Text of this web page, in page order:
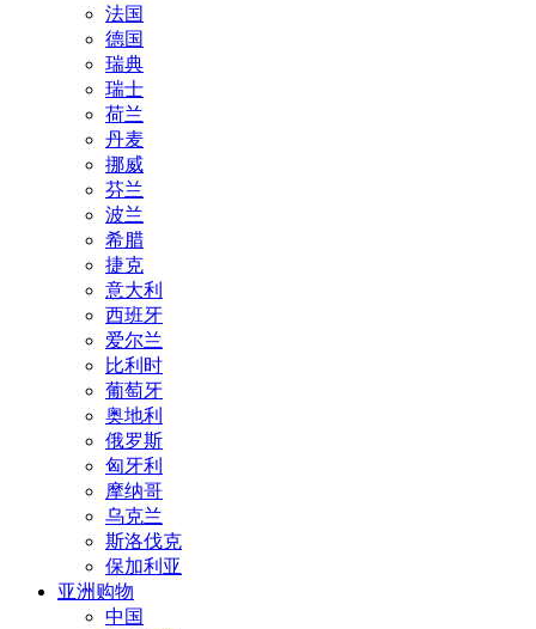
法国
德国
瑞典
瑞士
荷兰
丹麦
挪威
芬兰
波兰
希腊
捷克
意大利
西班牙
爱尔兰
比利时
葡萄牙
奥地利
俄罗斯
匈牙利
摩纳哥
乌克兰
斯洛伐克
保加利亚
亚洲购物
中国